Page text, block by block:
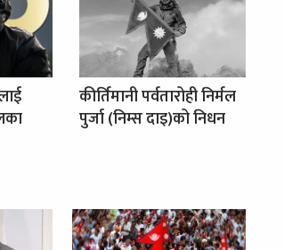
कीर्तिमानी पर्वतारोही निर्मल
पुर्जा (निम्स दाइ)को निधन